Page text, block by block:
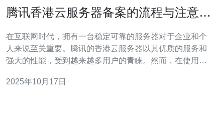
腾讯香港云服务器备案的流程与注意事
在互联网时代，拥有一台稳定可靠的服务器对于企业和个
人来说至关重要。腾讯的香港云服务器以其优质的服务和
强大的性能，受到越来越多用户的青睐。然而，在使用云
绍腾讯香港云服务器备案的流程与注意事项，帮助您顺利
2025年10月17日